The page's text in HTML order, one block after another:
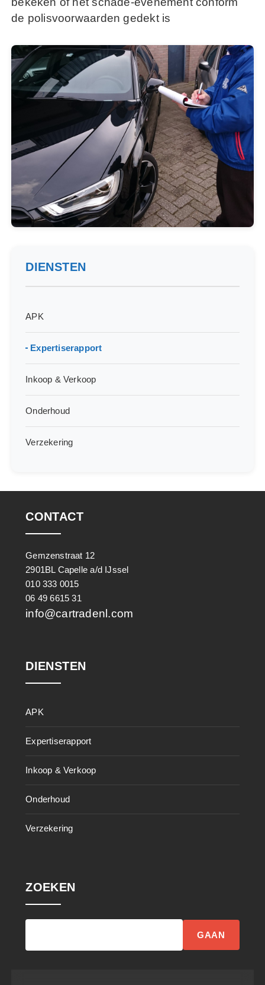
DIENSTEN
APK
Expertiserapport
Inkoop & Verkoop
Onderhoud
Verzekering
de polisvoorwaarden gedekt is
CONTACT
Gemzenstraat 12
2901BL Capelle a/d IJssel
010 333 0015
06 49 6615 31
info@cartradenl.com
DIENSTEN
APK
Expertiserapport
Inkoop & Verkoop
Onderhoud
Verzekering
ZOEKEN
GAAN